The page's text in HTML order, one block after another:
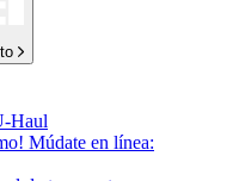
Haul
Múdate en línea: